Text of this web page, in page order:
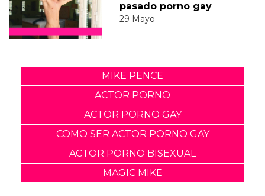
pasado porno gay
29 Mayo
MIKE PENCE
ACTOR PORNO
ACTOR PORNO GAY
COMO SER ACTOR PORNO GAY
ACTOR PORNO BISEXUAL
MAGIC MIKE